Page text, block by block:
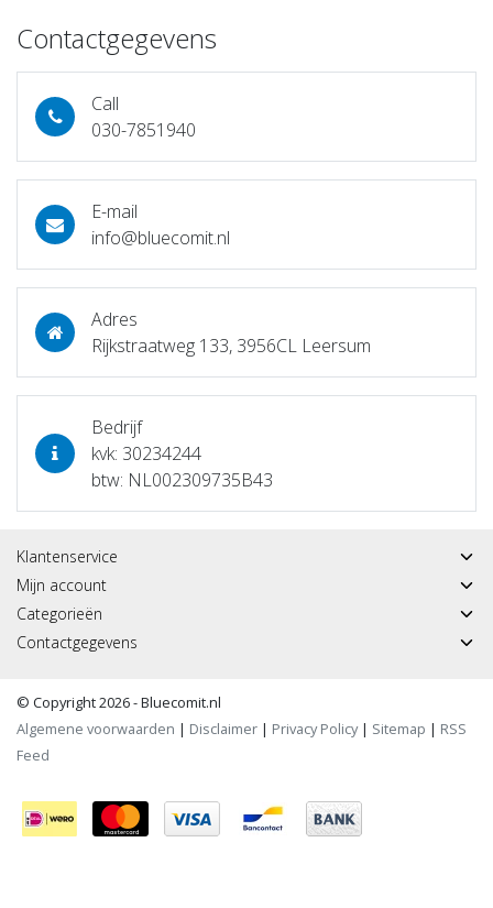
Contactgegevens
Call
030-7851940
E-mail
info@bluecomit.nl
Adres
Rijkstraatweg 133, 3956CL Leersum
Bedrijf
kvk: 30234244
btw: NL002309735B43
Klantenservice
Mijn account
Categorieën
Contactgegevens
© Copyright 2026 - Bluecomit.nl
Algemene voorwaarden | Disclaimer | Privacy Policy| Sitemap | RSS
Feed